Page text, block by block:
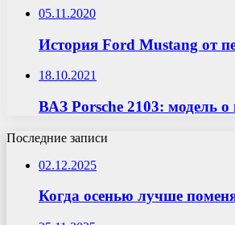
05.11.2020
История Ford Mustang от
18.10.2021
ВАЗ Porsche 2103: модель
Последние записи
02.12.2025
Когда осенью лучше